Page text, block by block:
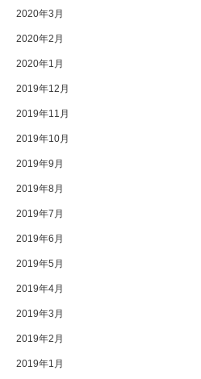
2020年3月
2020年2月
2020年1月
2019年12月
2019年11月
2019年10月
2019年9月
2019年8月
2019年7月
2019年6月
2019年5月
2019年4月
2019年3月
2019年2月
2019年1月